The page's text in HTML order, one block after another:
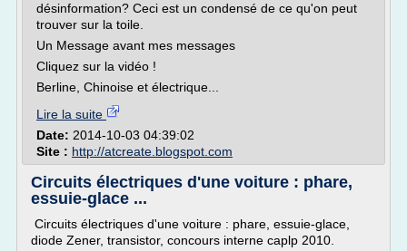
désinformation? Ceci est un condensé de ce qu'on peut
trouver sur la toile.
Un Message avant mes messages
Cliquez sur la vidéo !
Berline, Chinoise et électrique...
Lire la suite
Date: 2014-10-03 04:39:02
Site : http://atcreate.blogspot.com
Circuits électriques d'une voiture : phare,
essuie-glace ...
Circuits électriques d'une voiture : phare, essuie-glace,
diode Zener, transistor, concours interne caplp 2010.